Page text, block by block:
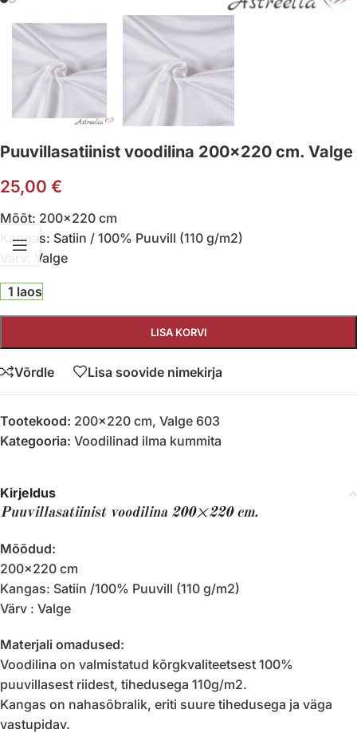
Puuvillasatiinist voodilina 200×220 cm. Valge
25,00 €
Mõõt: 200×220 cm
Kangas: Satiin / 100% Puuvill (110 g/m2)
Värv: Valge
1 laos
LISA KORVI
Võrdle Lisa soovide nimekirja
Tootekood: 200x220 cm, Valge 603
Kategooria: Voodilinad ilma kummita
Kirjeldus
Puuvillasatiinist voodilina 200×220 cm.
Mõõdud:
200×220 cm
Kangas: Satiin /100% Puuvill (110 g/m2)
Värv : Valge
Materjali omadused:
Voodilina on valmistatud kõrgkvaliteetsest 100%
puuvillasest riidest, tihedusega 110g/m2.
Kangas on nahasõbralik, eriti suure tihedusega ja väga
vastupidav.